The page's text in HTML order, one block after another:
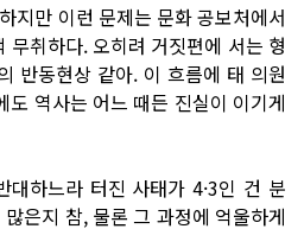
지만 이런 문제는 문화 공보처에서
무취하다. 오히려 거짓편에 서는 형
반동현상 같아. 이 흐름에 태 의원
도 역사는 어느 때든 진실이 이기게
대하느라 터진 사태가 4·3인 건 분
은지 참, 물론 그 과정에 억울하게